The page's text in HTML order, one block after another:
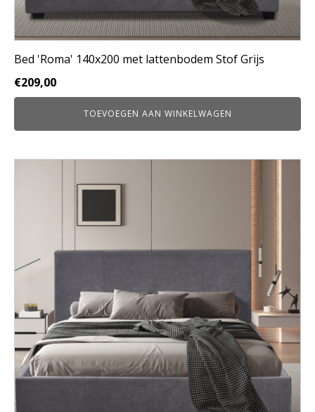
Bed 'Roma' 140x200 met lattenbodem Stof Grijs
€209,00
TOEVOEGEN AAN WINKELWAGEN